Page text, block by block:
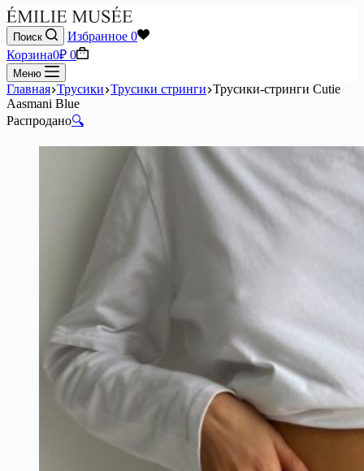
Поиск Избранное 0
Корзина0₽ 0
Меню
Главная Трусики Трусики стринги Трусики-стринги Cutie
Aasmani Blue
Распродано🔍